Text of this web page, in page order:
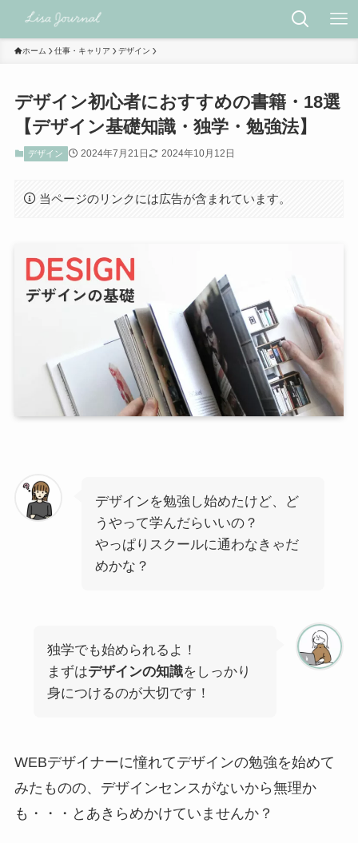
ホーム 仕事・キャリア デザイン
デザイン初心者におすすめの書籍・18選
【デザイン基礎知識・独学・勉強法】
デザイン 2024年7月21日 2024年10月12日
当ページのリンクには広告が含まれています。
デザインを勉強し始めたけど、ど
うやって学んだらいいの？
やっぱりスクールに通わなきゃだ
めかな？
独学でも始められるよ！
まずはデザインの知識をしっかり
身につけるのが大切です！
WEBデザイナーに憧れてデザインの勉強を始めて
みたものの、デザインセンスがないから無理か
も・・・とあきらめかけていませんか？